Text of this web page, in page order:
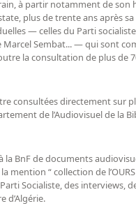
à partir notamment de son
plus de trente ans après
— celles du Parti
Marcel Sembat... — qui sont
la consultation de plus de
consultées directement sur
de l’Audiovisuel de la
à la BnF de documents
mention “ collection de
Socialiste, des interviews,
d’Algérie.